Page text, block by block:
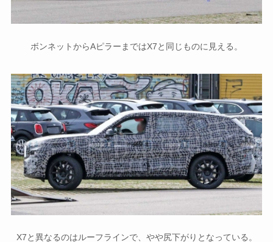
ボンネットからAピラーまではX7と同じものに見える。
X7と異なるのはルーフラインで、やや尻下がりとなっている。